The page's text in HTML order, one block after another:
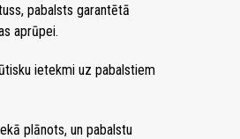
pabalsts garantētā
aprūpei.
ietekmi uz pabalstiem
plānots, un pabalstu